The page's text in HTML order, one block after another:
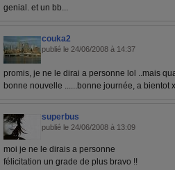
genial. et un bb...
couka2
publié le 24/06/2008 à 14:37
promis, je ne le dirai a personne lol ..mais
bonne nouvelle ......bonne journée, a bientot
superbus
publié le 24/06/2008 à 13:09
moi je ne le dirais a personne
félicitation un grade de plus bravo !!